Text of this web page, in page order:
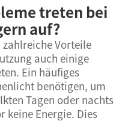
treten bei
auf?
Vorteile
auch einige
Ein häufiges
benötigen, um
Tagen oder nachts
keine Energie. Dies